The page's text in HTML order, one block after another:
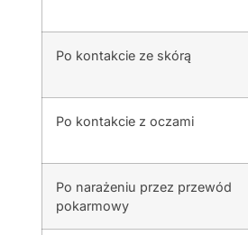
Po kontakcie ze skórą
Po kontakcie z oczami
Po narażeniu przez przewód
pokarmowy